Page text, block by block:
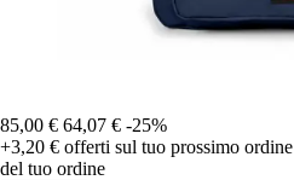
85,00 € 64,07 € -25%
+3,20 € offerti sul tuo prossimo ordine
del tuo ordine